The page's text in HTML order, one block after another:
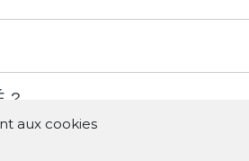
aux cookies
?